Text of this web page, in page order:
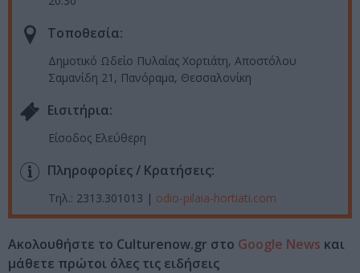
Τοποθεσία:
​Δημοτικό Ωδείο Πυλαίας Χορτιάτη, Αποστόλου
Σαμανίδη 21, Πανόραμα, Θεσσαλονίκη
Eισιτήρια:
Είσοδος Ελεύθερη
Πληροφορίες / Κρατήσεις:
Τηλ.: 2313.301013 | odio-pilaia-hortiati.com
Ακολουθήστε το Culturenow.gr στο Google News και
μάθετε πρώτοι όλες τις ειδήσεις